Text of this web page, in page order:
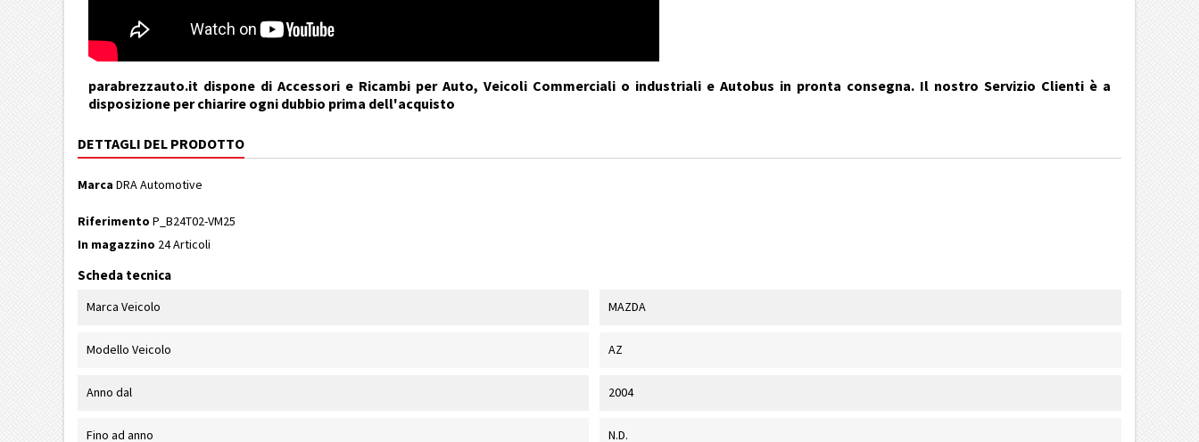
parabrezzauto.it dispone di Accessori e Ricambi per Auto, Veicoli Commerciali o industriali e Autobus in pronta consegna. Il nostro Servizio Clienti è a
disposizione per chiarire ogni dubbio prima dell'acquisto
DETTAGLI DEL PRODOTTO
Marca DRA Automotive
Riferimento P_B24T02-VM25
In magazzino 24 Articoli
Scheda tecnica
Marca Veicolo MAZDA
Modello Veicolo AZ
Anno dal 2004
Fino ad anno N.D.